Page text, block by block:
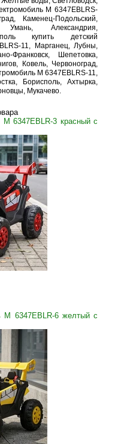
M 6347EBLRS-
Каменец-Подольский,
Александрия,
купить детский
11, Марганец, Лубны,
Франковск, Шепетовка,
Ковель, Червоноград,
M 6347EBLRS-11,
Борисполь, Ахтырка,
Мукачево.
M 6347EBLR-3 красный с
M 6347EBLR-6 желтый с